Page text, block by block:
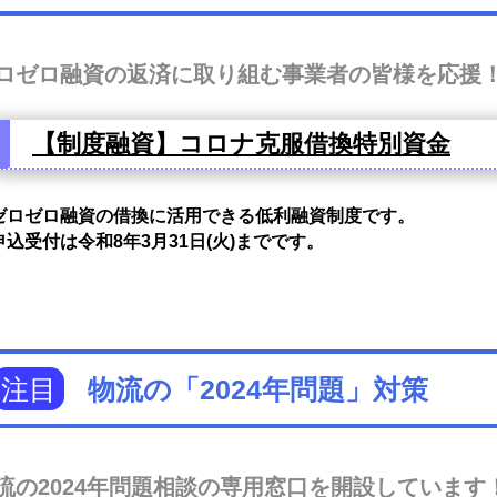
ゼロ融資の返済に取り組む事業者の皆様を応援
【制度融資】コロナ克服借換特別資金
ロゼロ融資の借換に活用できる低利融資制度です。
込受付は令和8年3月31日(火)までです。
注目 物流の「2024年問題」対策
の2024年問題相談の専用窓口を開設しています